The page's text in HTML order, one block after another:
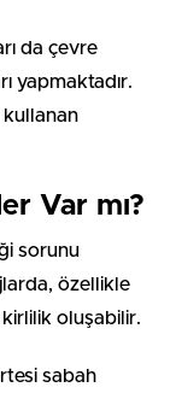
da çevre
yapmaktadır.
kullanan
Var mı?
sorunu
özellikle
oluşabilir.
sabah